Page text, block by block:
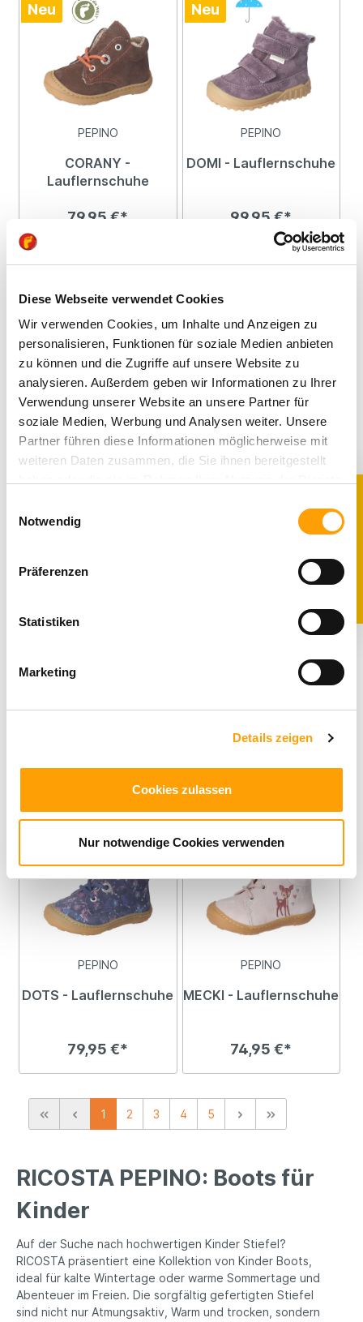
Diese Webseite verwendet Cookies
Wir verwenden Cookies, um Inhalte und Anzeigen zu
personalisieren, Funktionen für soziale Medien anbieten
zu können und die Zugriffe auf unsere Website zu
analysieren. Außerdem geben wir Informationen zu Ihrer
Verwendung unserer Website an unsere Partner für
soziale Medien, Werbung und Analysen weiter. Unsere
Partner führen diese Informationen möglicherweise mit
weiteren Daten zusammen, die Sie ihnen bereitgestellt
Cookies, wenn Sie unsere Webseite weiterhin nutzen.
Notwendig
Präferenzen
Statistiken
Marketing
Details zeigen
Cookies zulassen
Nur notwendige Cookies verwenden
Neu
PEPINO
CORANY -
Lauflernschuhe
79,95 €*
Neu
PEPINO
DOMI - Lauflernschuhe
99,95 €*
PEPINO
DOMI - Lauflernschuhe
RICOSTA
DALLAS - Boots
Neu
79,95 €*
Lauflernschuhe
99,95 €*
PEPINO
DOTS - Lauflernschuhe
79,95 €*
Neu
PEPINO
MECKI - Lauflernschuhe
74,95 €*
1 2 3 4 5
RICOSTA PEPINO: Boots für
Kinder
Auf der Suche nach hochwertigen Kinder Stiefel?
RICOSTA präsentiert eine Kollektion von Kinder Boots,
ideal für kalte Wintertage oder warme Sommertage und
Abenteuer im Freien. Die sorgfältig gefertigten Stiefel
sind nicht nur Atmungsaktiv, Warm und trocken, sondern
10% RABATT